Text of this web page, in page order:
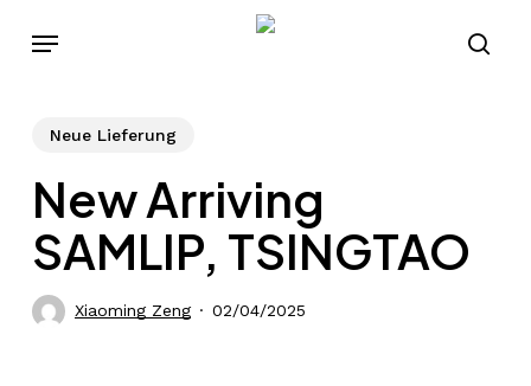
Menu
Neue Lieferung
New Arriving
SAMLIP, TSINGTAO
Xiaoming Zeng 02/04/2025